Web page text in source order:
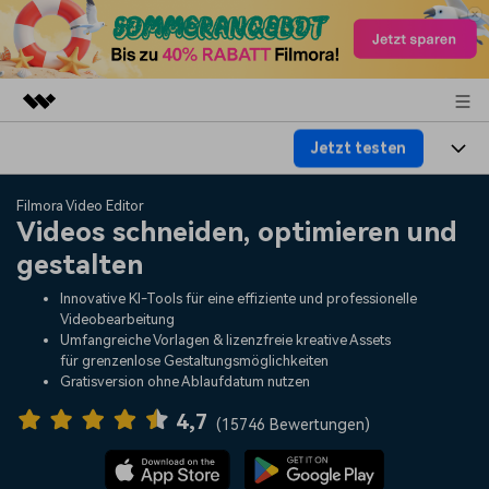
Dienstprogramme
Business
Überblick
Lösungen
Über uns
Presseraum
Support
Jetzt testen
Produkte
Plattformen
Funktionen
Assets
KI
Video/Foto
Audio
Lösungen
Soziale Medien
Marketing & Business
Lifestyle & Spaß
Ressourcen
Video-Prompts
Über 100 heiße Video-
Meisterkurs
Beherrschen Sie
Hilfe-Center
Filmora Video Editor
Videos schneiden, optimieren und
gestalten
Innovative KI-Tools für eine effiziente und professionelle
Videobearbeitung
Umfangreiche Vorlagen & lizenzfreie kreative Assets
für grenzenlose Gestaltungsmöglichkeiten
Gratisversion ohne Ablaufdatum nutzen
4,7 (15746 Bewertungen)